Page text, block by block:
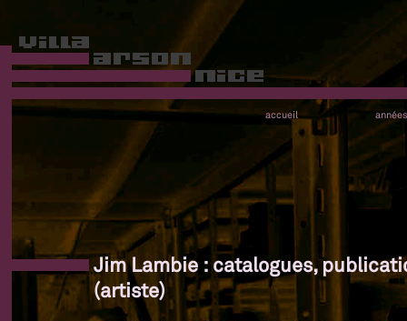
accueil années
Jim Lambie : catalogues,
(artiste)